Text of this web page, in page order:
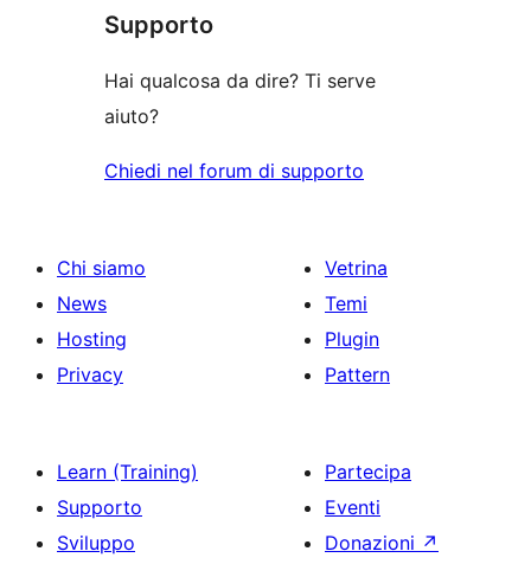
stelle
1-
Supporto
Hai qualcosa da dire? Ti serve
aiuto?
Chiedi nel forum di supporto
Chi siamo
News
Hosting
Privacy
Vetrina
Temi
Plugin
Pattern
Learn (Training)
Supporto
Sviluppo
Partecipa
Eventi
Donazioni ↗